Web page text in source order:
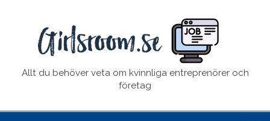
Allt du behöver veta om kvinnliga entreprenörer och
företag